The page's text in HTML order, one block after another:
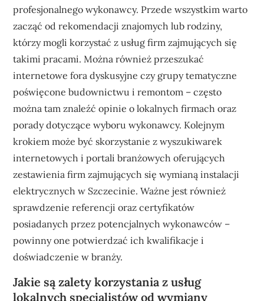
profesjonalnego wykonawcy. Przede wszystkim warto
zacząć od rekomendacji znajomych lub rodziny,
którzy mogli korzystać z usług firm zajmujących się
takimi pracami. Można również przeszukać
internetowe fora dyskusyjne czy grupy tematyczne
poświęcone budownictwu i remontom – często
można tam znaleźć opinie o lokalnych firmach oraz
porady dotyczące wyboru wykonawcy. Kolejnym
krokiem może być skorzystanie z wyszukiwarek
internetowych i portali branżowych oferujących
zestawienia firm zajmujących się wymianą instalacji
elektrycznych w Szczecinie. Ważne jest również
sprawdzenie referencji oraz certyfikatów
posiadanych przez potencjalnych wykonawców –
powinny one potwierdzać ich kwalifikacje i
doświadczenie w branży.
Jakie są zalety korzystania z usług
lokalnych specjalistów od wymiany